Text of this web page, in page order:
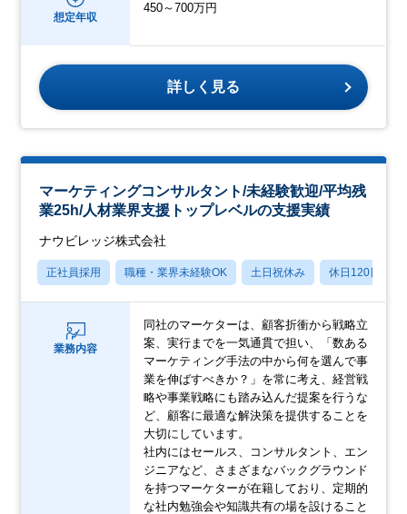
想定年収
450～700万円
詳しく見る
マーケティングコンサルタント/未経験歓迎/平均残
業25h/人材業界支援トップレベルの支援実績
ナウビレッジ株式会社
正社員採用 職種・業界未経験OK 土日祝休み 休日120日以上
業務内容
同社のマーケターは、顧客折衝から戦略立
案、実行までを一気通貫で担い、「数ある
マーケティング手法の中から何を選んで事
業を伸ばすべきか？」を常に考え、経営戦
略や事業戦略にも踏み込んだ提案を行うな
ど、顧客に最適な解決策を提供することを
大切にしています。
社内にはセールス、コンサルタント、エン
ジニアなど、さまざまなバックグラウンド
を持つマーケターが在籍しており、定期的
な社内勉強会や知識共有の場を設けること